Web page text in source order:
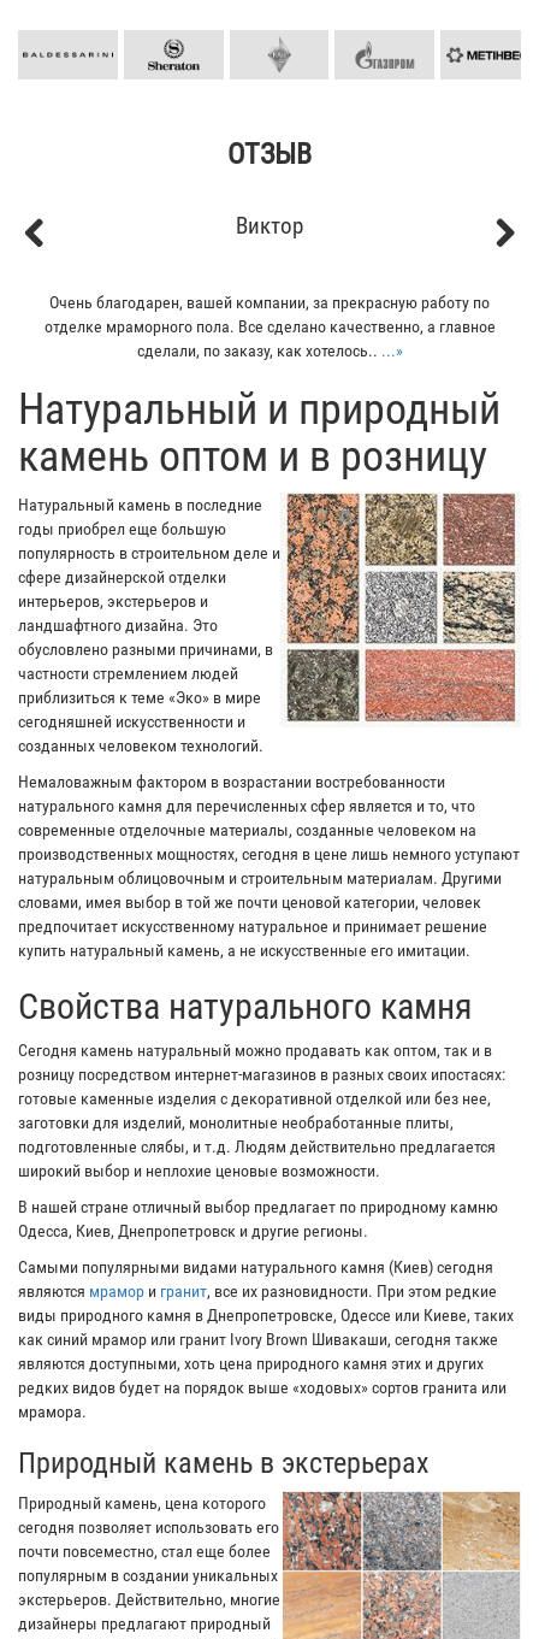
ОТЗЫВ
Виктор
Очень благодарен, вашей компании, за прекрасную работу по
отделке мраморного пола. Все сделано качественно, а главное
сделали, по заказу, как хотелось.. ...»
​Натуральный и природный
камень оптом и в розницу
Натуральный камень в последние
годы приобрел еще большую
популярность в строительном деле и
сфере дизайнерской отделки
интерьеров, экстерьеров и
ландшафтного дизайна. Это
обусловлено разными причинами, в
частности стремлением людей
приблизиться к теме «Эко» в мире
сегодняшней искусственности и
созданных человеком технологий.
Немаловажным фактором в возрастании востребованности
натурального камня для перечисленных сфер является и то, что
современные отделочные материалы, созданные человеком на
производственных мощностях, сегодня в цене лишь немного уступают
натуральным облицовочным и строительным материалам. Другими
словами, имея выбор в той же почти ценовой категории, человек
предпочитает искусственному натуральное и принимает решение
купить натуральный камень, а не искусственные его имитации.
Свойства натурального камня
Сегодня камень натуральный можно продавать как оптом, так и в
розницу посредством интернет-магазинов в разных своих ипостасях:
готовые каменные изделия с декоративной отделкой или без нее,
заготовки для изделий, монолитные необработанные плиты,
подготовленные слябы, и т.д. Людям действительно предлагается
широкий выбор и неплохие ценовые возможности.
В нашей стране отличный выбор предлагает по природному камню
Одесса, Киев, Днепропетровск и другие регионы.
Самыми популярными видами натурального камня (Киев) сегодня
являются мрамор и гранит, все их разновидности. При этом редкие
виды природного камня в Днепропетровске, Одессе или Киеве, таких
как синий мрамор или гранит Ivory Brown Шивакаши, сегодня также
являются доступными, хоть цена природного камня этих и других
редких видов будет на порядок выше «ходовых» сортов гранита или
мрамора.
Природный камень в экстерьерах
Природный камень, цена которого
сегодня позволяет использовать его
почти повсеместно, стал еще более
популярным в создании уникальных
экстерьеров. Действительно, многие
дизайнеры предлагают природный